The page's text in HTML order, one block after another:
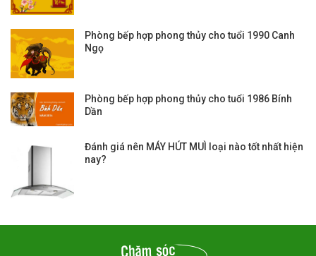
Phòng bếp hợp phong thủy cho tuổi 1990 Canh
Ngọ
Phòng bếp hợp phong thủy cho tuổi 1986 Bính
Dần
Đánh giá nên MÁY HÚT MUÌ loại nào tốt nhất hiện
nay?